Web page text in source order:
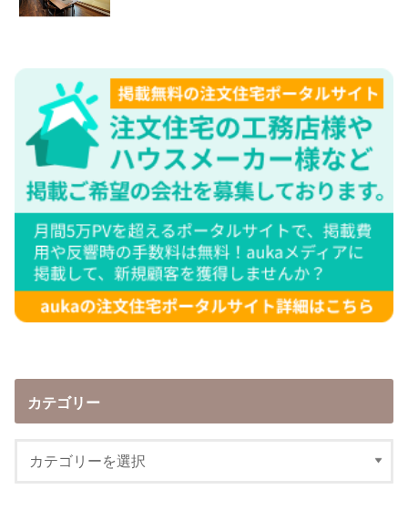
カテゴリー